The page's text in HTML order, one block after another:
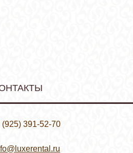
(925) 391-52-70